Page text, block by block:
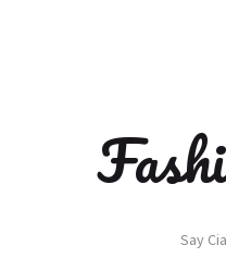
Say